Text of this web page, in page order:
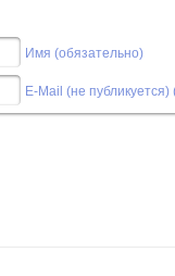
Имя (обязательно)
E-Mail (не